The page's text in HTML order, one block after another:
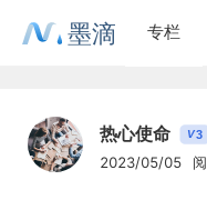
墨滴 专栏
热心使命 V3
2023/05/05